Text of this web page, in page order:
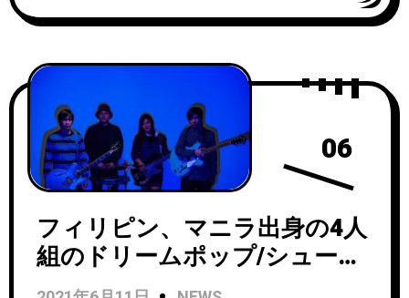
06
フィリピン、マニラ出身の4人
組のドリームポップ/シューゲ
イズバンドPOPULARDAYSが